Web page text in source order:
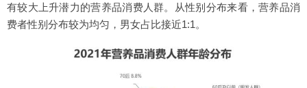
有较大上升潜力的营养品消费人群。从性别分布来看，营养品消
费者性别分布较为均匀，男女占比接近1:1。